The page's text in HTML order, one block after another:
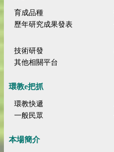
育成品種
歷年研究成果發表
技術研發
其他相關平台
環教e把抓
環教快遞
一般民眾
本場簡介